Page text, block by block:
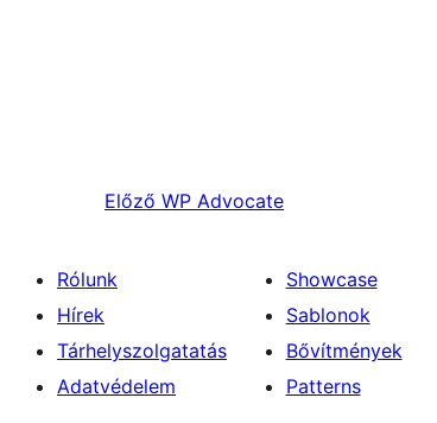
Előző WP Advocate
Rólunk
Hírek
Tárhelyszolgatatás
Adatvédelem
Showcase
Sablonok
Bővítmények
Patterns